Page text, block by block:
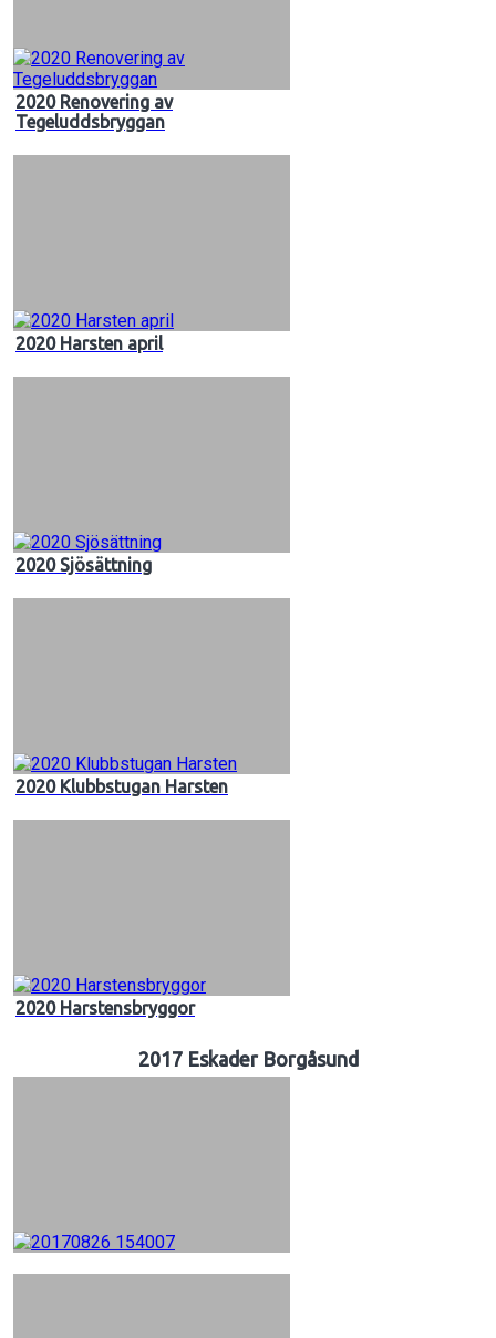
2020 Renovering av
Tegeluddsbryggan
2020 Harsten april
2020 Sjösättning
2020 Klubbstugan Harsten
2020 Harstensbryggor
2017 Eskader Borgåsund